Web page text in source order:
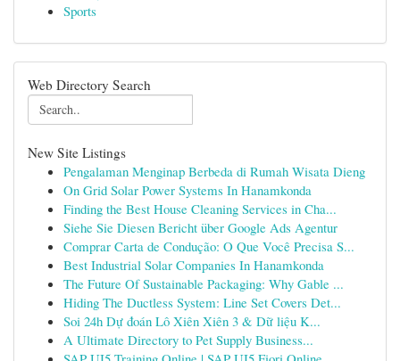
Sports
Web Directory Search
New Site Listings
Pengalaman Menginap Berbeda di Rumah Wisata Dieng
On Grid Solar Power Systems In Hanamkonda
Finding the Best House Cleaning Services in Cha...
Siehe Sie Diesen Bericht über Google Ads Agentur
Comprar Carta de Condução: O Que Você Precisa S...
Best Industrial Solar Companies In Hanamkonda
The Future Of Sustainable Packaging: Why Gable ...
Hiding The Ductless System: Line Set Covers Det...
Soi 24h Dự đoán Lô Xiên Xiên 3 & Dữ liệu K...
A Ultimate Directory to Pet Supply Business...